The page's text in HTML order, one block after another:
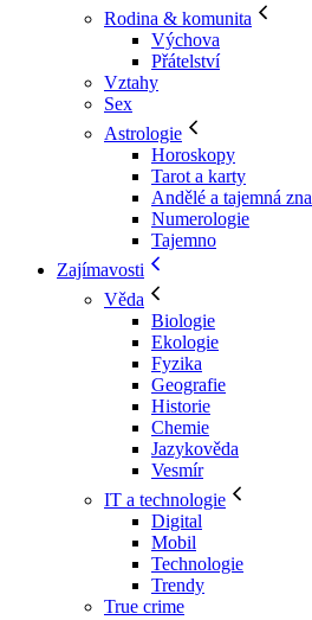
Rodina & komunita
Výchova
Přátelství
Vztahy
Sex
Astrologie
Horoskopy
Tarot a karty
Andělé a tajemná
Numerologie
Tajemno
Zajímavosti
Věda
Biologie
Ekologie
Fyzika
Geografie
Historie
Chemie
Jazykověda
Vesmír
IT a technologie
Digital
Mobil
Technologie
Trendy
True crime